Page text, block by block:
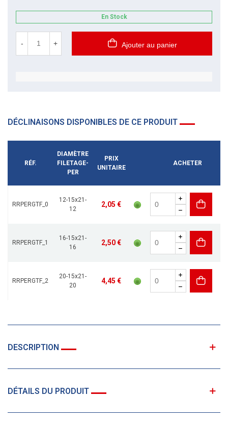
En Stock
- + Ajouter au panier
DÉCLINAISONS DISPONIBLES DE CE PRODUIT
RÉF.
DIAMÈTRE
FILETAGE-
PER
PRIX
UNITAIRE
ACHETER
RRPERGTF_0
12-15x21-
12
2,05 €
RRPERGTF_1
16-15x21-
16
2,50 €
RRPERGTF_2
20-15x21-
20
4,45 €
DESCRIPTION
DÉTAILS DU PRODUIT